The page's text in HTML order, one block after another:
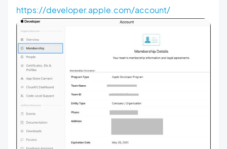
https://developer.apple.com/account/